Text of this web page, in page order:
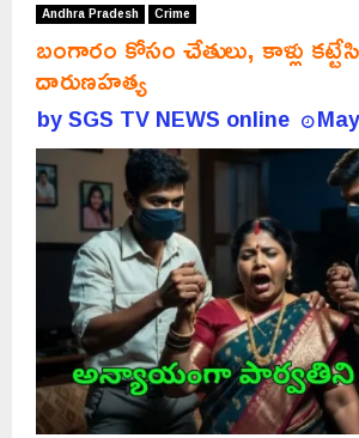
Andhra Pradesh Crime
బంగారం కోసం చేతులు, కాళ్లు
దారుణహత్య
bySGS TV NEWS online